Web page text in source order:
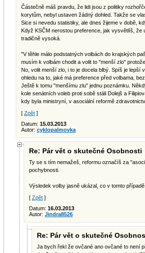
Částečně máš pravdu, že lidi jsou z politiky
korytům, nebyl ustaven žádný dohled. Takže se
Sice si nevedu statistiky, ale dnes žijeme v době,
Když KSČM nerostou preference, jak vysvětlíš, že
tradičně vysoká.
"V těhle málo podstatných volbách do krajských
musím k volbám chodit a volit to "menší zlo"
No, volit menší zlo, i to je docela blbý. Spíš je lepší
ohledu na to, jaké má preference před volbama,
Ještě k tomu "menšímu zlu" jednu poznámku.
kole senátních voleb proti sobě stáli Dolejš a
kdy byla ministryní, v asociální reformě
[ Zpět ]
Datum: 15.03.2013
Autor: cyklopalmovka
Re: Pár vět o skutečné Osobnosti
Ty se s tím nemažeš, reformu označíš za
pochybnosti.
Výsledek volby jasnĕ ukázal, co v tomto
[ Zpět ]
Datum: 16.03.2013
Autor: Jindra8526
Re: Pár vět o skutečné
Ja bych řekl že ovčané ano ovčané to není